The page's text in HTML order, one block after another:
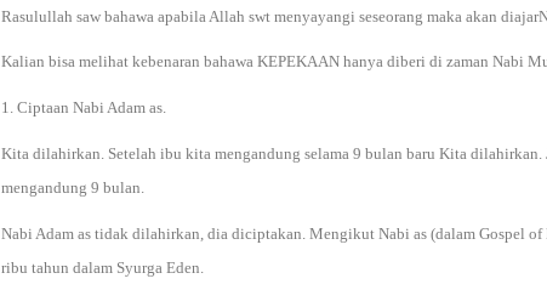
Rasulullah saw bahawa apabila Allah swt menyayangi seseorang maka akan
Kalian bisa melihat kebenaran bahawa KEPEKAAN hanya diberi di zaman Nabi
1. Ciptaan Nabi Adam as.
Kita dilahirkan. Setelah ibu kita mengandung selama 9 bulan baru Kita
mengandung 9 bulan.
Nabi Adam as tidak dilahirkan, dia diciptakan. Mengikut Nabi as (dalam Gospel
ribu tahun dalam Syurga Eden.